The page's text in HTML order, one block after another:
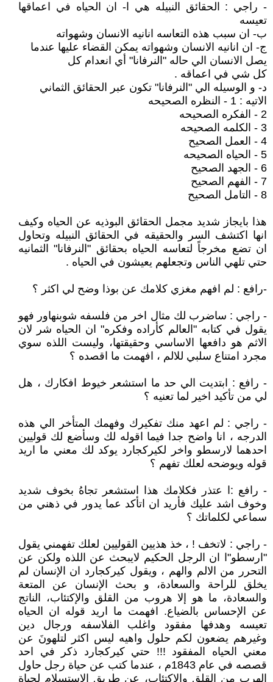
- راجي : الحقائق النبيله هي ا- ان الحياه في اعماقها
تعيسه
ب- ان سبب هذه التعاسه انانيه الانسان وشهواته
ج- ان انانيه الانسان وشهواته يمكن القضاء عليها عندما
يصل الانسان الي حاله "النرفانا" أي انعدام كل
كل شي في اعماقه .
د- و الوسيله الي "النرفانا" تكون عبر الحقائق الثماني
الاتيه : 1 - النظره الصحيحه
2 - الفكره الصحيحه
3 - الكلمه الصحيحه
4 - العمل الصحيح
5 - الحياه الصحيحه
6 - الجهد الصحيح
7 - الفهم الصحيح
8 - التامل الصحيح
هذا بايجاز شديد مجمل الحقائق البوذيه عن الحياه وكيف
انها اكتشف السر والحقيقه في الحقائق النبيله وتحاول
ان تضع مخرجاً لتعاسه الحياه بحقائق "النرفانا" الثمانيه
حتي تلهي الناس وتجعلهم يعيشون في الحياه .
-رافع : لم افهم مغزي كلامك عن بوذا وضح لي اكثر ؟
- راجي : ساضرب لك مثال اخر من فلسفه شوبنهاور فهو
يقول في كتابه "العالم كأراده وفكره" ان الحياه شر لان
الاثم هو دافعها الاساسي وحقيقتها، وليست اللذه سوي
مجرد امتناع سلبي للالم ، افهمت ما اقصده ؟
- رافع : ابتديت الي حد ما استشعر خيوط افكارك ، هل
لي من تأكيد اخير لما تعنيه ؟
- راجي : لم اعهد منك تفكيرك وفهمك المتأخر الي هذه
الدرجه ، انا واضح جدا فيما اقوله لك وسأضع لك قوليين
احدهما لارسطو واخر لكيركجارد يوكد لك معني ما اريد
قوله ويوضحه لعلك تفهم ؟
- رافع :ا عتذر فكلامك هذا استشعر تجاهُ بخوف شديد
وخوف اشد عليك فأريد ان اتأكد عما يدور في ذهني من
سماعي لكلماتك ؟
- راجي : لاتخف ! ، خذ هذيين القوليين لعلك تفهمني يقول
"ارسطو"ا ان الرجل الحكيم لايبحث عن اللذه ولكن عن
التحرر من الالم والهم ، ويقول كيركجارد ان الإنسان لم
يخلق للراحة والسعادة، و بحث الإنسان عن المتعة
والسعادة، ما هو إلا هروب من القلق والإكتئاب، الناتج
عن الإحساس بالضياع. افهمت ما اريد قوله ان الحياه
تعيسه وهدفها مفقود واغلب الفلاسفه ورجال دين
وغيرهم يضعون لكم حلول واهيه ليس اكثر لتلهونَ عن
معني الحياه المفقود !!! حتي كيركجارد ذكر في احد
قصصه في عام 1843م ، عندما كتب عن حياة رجل حاول
الهرب من القلق والإكتئاب، عن طريق الإستسلام لحياة